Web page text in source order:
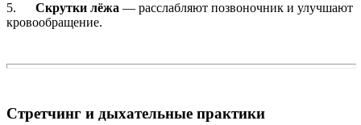
5. Скрутки лёжа — расслабляют позвоночник и улучшают
кровообращение.
Стретчинг и дыхательные практики